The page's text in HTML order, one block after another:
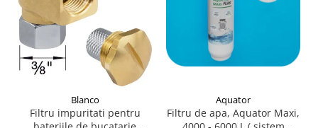
Blanco
Filtru impuritati pentru
Aquator
Filtru de apa, Aquator Maxi,